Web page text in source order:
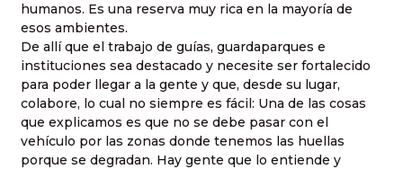
humanos. Es una reserva muy rica en la mayoría de
esos ambientes.
De allí que el trabajo de guías, guardaparques e
instituciones sea destacado y necesite ser fortalecido
para poder llegar a la gente y que, desde su lugar,
colabore, lo cual no siempre es fácil: Una de las cosas
que explicamos es que no se debe pasar con el
vehículo por las zonas donde tenemos las huellas
porque se degradan. Hay gente que lo entiende y